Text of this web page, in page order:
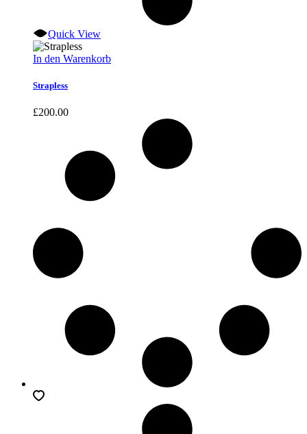
Quick View
In den Warenkorb
Strapless
£200.00